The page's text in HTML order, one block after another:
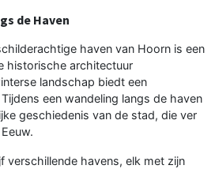
de Haven
haven van Hoorn is een
historische architectuur
landschap biedt een
een wandeling langs de haven
geschiedenis van de stad, die ver
verschillende havens, elk met zijn